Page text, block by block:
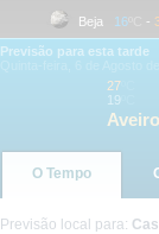
Beja 16 ºC- 37
Previsão para esta tarde
27
19
Aveiro
O Tempo
Previsão local para: